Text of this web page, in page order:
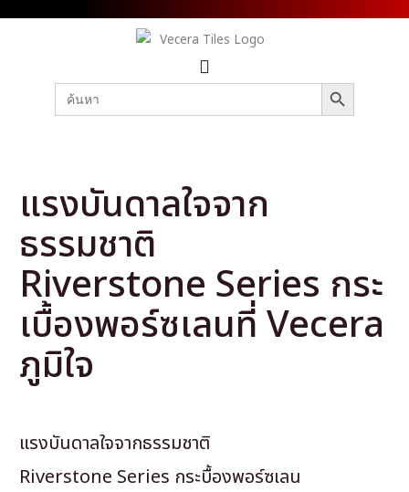
Search
for:
SEARCH BUTTON
แรงบันดาลใจจาก
ธรรมชาติ
Riverstone Series กระ
เบื้องพอร์ซเลนที่ Vecera
ภูมิใจ
แรงบันดาลใจจากธรรมชาติ
Riverstone Series กระบื้องพอร์ซเลน